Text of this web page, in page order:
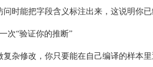
时能把字段含义标注出来，这说明你已
次“验证你的推断”
复杂修改，你只要能在自己编译的样本